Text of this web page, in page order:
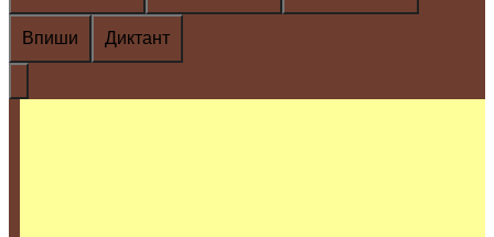
Впиши Диктант